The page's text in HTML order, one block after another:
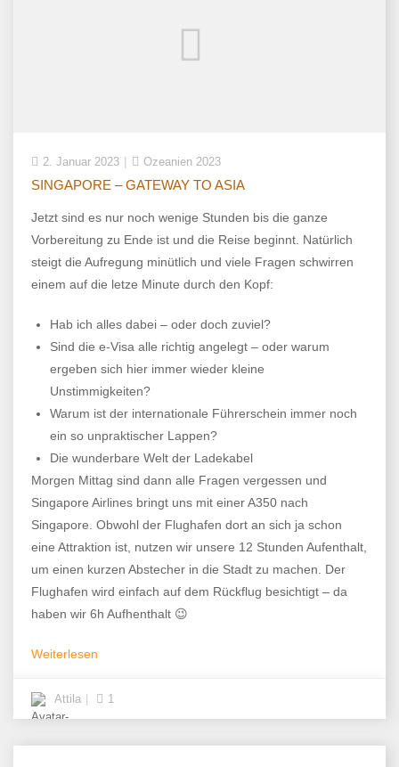
2. Januar 2023 Ozeanien 2023
SINGAPORE – GATEWAY TO ASIA
Jetzt sind es nur noch wenige Stunden bis die ganze
Vorbereitung zu Ende ist und die Reise beginnt. Natürlich
steigt die Aufregung minütlich und viele Fragen schwirren
einem auf die letze Minute durch den Kopf:
Hab ich alles dabei – oder doch zuviel?
Sind die e-Visa alle richtig angelegt – oder warum
ergeben sich hier immer wieder kleine
Unstimmigkeiten?
Warum ist der internationale Führerschein immer noch
ein so unpraktischer Lappen?
Die wunderbare Welt der Ladekabel
Morgen Mittag sind dann alle Fragen vergessen und
Singapore Airlines bringt uns mit einer A350 nach
Singapore. Obwohl der Flughafen dort an sich ja schon
eine Attraktion ist, nutzen wir unsere 12 Stunden Aufenthalt,
um einen kurzen Abstecher in die Stadt zu machen. Der
Flughafen wird einfach auf dem Rückflug besichtigt – da
haben wir 6h Aufhenthalt 😉
Weiterlesen
Attila 1